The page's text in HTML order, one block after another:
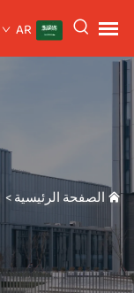
AR
الصفحة الرئيسية>